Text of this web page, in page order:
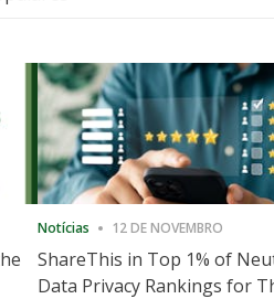
Notícias 12 DE NOVEMBRO
ShareThis in Top 1% of
Data Privacy Rankings for